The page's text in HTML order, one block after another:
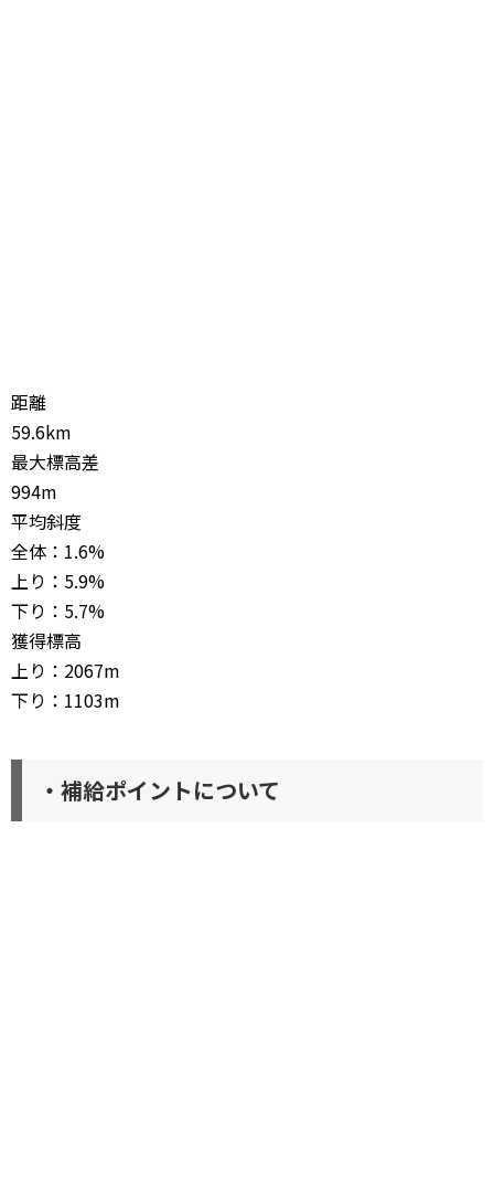
距離
59.6km
最大標高差
994m
平均斜度
全体：1.6%
上り：5.9%
下り：5.7%
獲得標高
上り：2067m
下り：1103m
・補給ポイントについて